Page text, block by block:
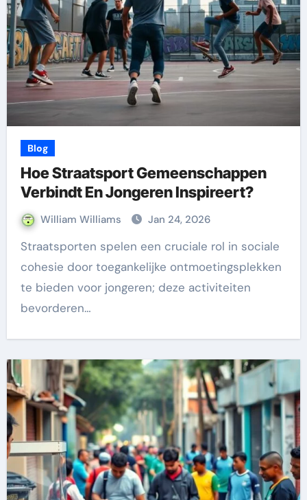
Blog
Hoe Straatsport Gemeenschappen
Verbindt En Jongeren Inspireert?
William Williams Jan 24, 2026
Straatsporten spelen een cruciale rol in sociale
cohesie door toegankelijke ontmoetingsplekken
te bieden voor jongeren; deze activiteiten
bevorderen…